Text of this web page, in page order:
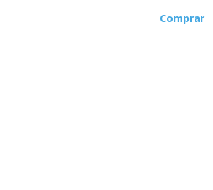
Comprar